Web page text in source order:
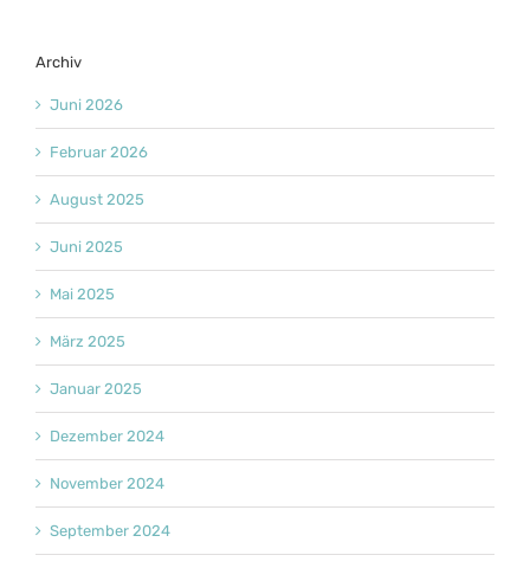
Archiv
Juni 2026
Februar 2026
August 2025
Juni 2025
Mai 2025
März 2025
Januar 2025
Dezember 2024
November 2024
September 2024